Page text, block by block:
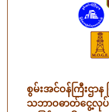
စွမ်းအင်ဝန်ကြီးဌာန
သဘာဝဓာတ်ငွေ့လုပ်င